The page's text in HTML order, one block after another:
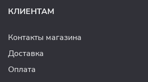
КЛИЕНТАМ
Контакты магазина
Доставка
Оплата